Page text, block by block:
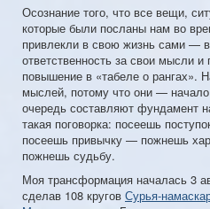
Осознание того, что все вещи,
которые были посланы нам во
привлекли в свою жизнь сами —
ответственность за свои мысли и
повышение в «табеле о рангах».
мыслей, потому что они —
очередь составляют фундамент
такая поговорка: посеешь
посеешь привычку — пожнешь
пожнешь судьбу.
Моя трансформация началась 3
сделав 108 кругов Сурья-